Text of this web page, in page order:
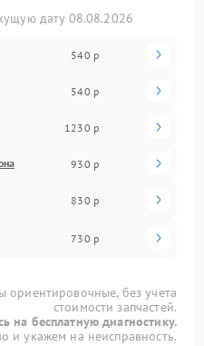
дату 08.08.2026
540 р
540 р
1230 р
930 р
830 р
730 р
ориентировочные, без учета
стоимости запчастей.
на бесплатную диагностику.
и укажем на неисправность.